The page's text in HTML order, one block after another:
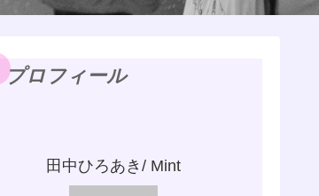
プロフィール
田中ひろあき/ Mint